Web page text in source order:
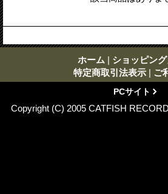
ホーム | ショッピング
特定商取引法表示 | ご
PCサイト
Copyright (C) 2005 CATFISH